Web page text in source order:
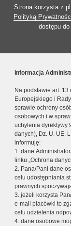
Strona korzysta z
Polityką
dostępu
Informacja
Na podstawie art.
Europejskiego i
sprawie ochrony
osobowych i w
uchylenia dyrektywy
danych), Dz. U. UE.
informuję:
1. dane
linku „Ochrona
2. Pana/Pani dane
celu udostępniania
prawnych
3. jeżeli korzysta
e-mail placówki to
celu udzielenia
4. dane osobowe